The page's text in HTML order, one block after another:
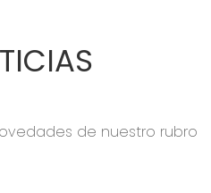
de nuestro rubro